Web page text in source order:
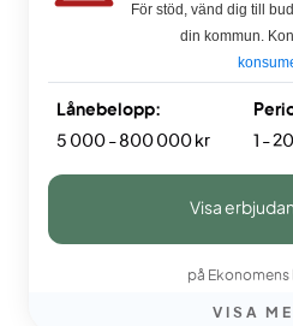
För stöd, vänd dig till
din kommun.
Lånebelopp:
5 000 - 800 000 kr
1 -
Visa
på Ekonomens
VISA